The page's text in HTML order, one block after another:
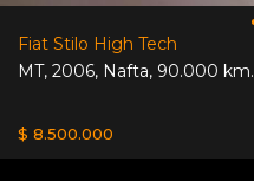
Fiat Stilo High Tech
MT, 2006, Nafta, 90.000 km.
$ 8.500.000